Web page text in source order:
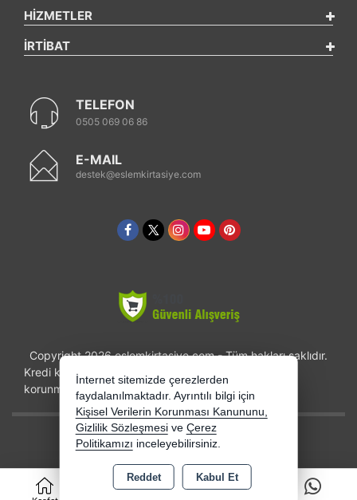
0
HİZMETLER
İRTİBAT
TELEFON
0505 069 06 86
E-MAIL
destek@eslemkirtasiye.com
Copyright 2026 eslemkirtasiye.com - Tüm hakları saklıdır.
Kredi kartı bilgileriniz 256bit SSL sertifikası ile
korunmaktadır.
Bu site AKINSOFT E-Ticaret ile hazırlanmıştır.
İnternet sitemizde çerezlerden
faydalanılmaktadır. Ayrıntılı bilgi için
Kişisel Verilerin Korunması Kanununu,
Gizlilik Sözleşmesi ve Çerez
Politikamızı inceleyebilirsiniz.
Reddet Kabul Et